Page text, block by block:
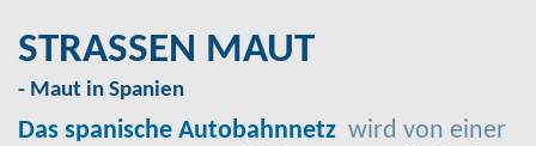
STRASSEN MAUT
- Maut in Spanien
Das spanische Autobahnnetz wird von einer